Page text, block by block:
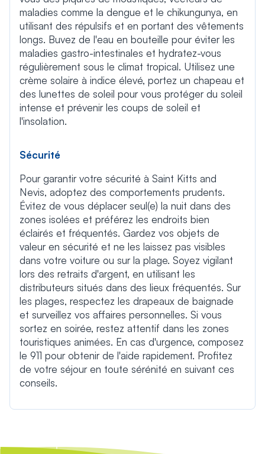
maladies comme la dengue et le chikungunya, en
utilisant des répulsifs et en portant des vêtements
longs. Buvez de l'eau en bouteille pour éviter les
maladies gastro-intestinales et hydratez-vous
régulièrement sous le climat tropical. Utilisez une
crème solaire à indice élevé, portez un chapeau et
des lunettes de soleil pour vous protéger du soleil
intense et prévenir les coups de soleil et
l'insolation.
Sécurité
Pour garantir votre sécurité à Saint Kitts and
Nevis, adoptez des comportements prudents.
Évitez de vous déplacer seul(e) la nuit dans des
zones isolées et préférez les endroits bien
éclairés et fréquentés. Gardez vos objets de
valeur en sécurité et ne les laissez pas visibles
dans votre voiture ou sur la plage. Soyez vigilant
lors des retraits d'argent, en utilisant les
distributeurs situés dans des lieux fréquentés. Sur
les plages, respectez les drapeaux de baignade
et surveillez vos affaires personnelles. Si vous
sortez en soirée, restez attentif dans les zones
touristiques animées. En cas d'urgence, composez
le 911 pour obtenir de l'aide rapidement. Profitez
de votre séjour en toute sérénité en suivant ces
conseils.